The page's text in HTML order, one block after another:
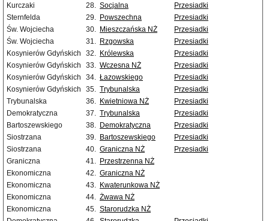
Kurczaki
28. Socjalna
Przesiadki
Sternfelda
29. Powszechna
Przesiadki
Św. Wojciecha
30. Mieszczańska NŻ
Przesiadki
Św. Wojciecha
31. Rzgowska
Przesiadki
Kosynierów Gdyńskich
32. Królewska
Przesiadki
Kosynierów Gdyńskich
33. Wczesna NŻ
Przesiadki
Kosynierów Gdyńskich
34. Łazowskiego
Przesiadki
Kosynierów Gdyńskich
35. Trybunalska
Przesiadki
Trybunalska
36. Kwietniowa NŻ
Przesiadki
Demokratyczna
37. Trybunalska
Przesiadki
Bartoszewskiego
38. Demokratyczna
Przesiadki
Siostrzana
39. Bartoszewskiego
Przesiadki
Siostrzana
40. Graniczna NŻ
Przesiadki
Graniczna
41. Przestrzenna NŻ
Ekonomiczna
42. Graniczna NŻ
Ekonomiczna
43. Kwaterunkowa NŻ
Ekonomiczna
44. Żwawa NŻ
Ekonomiczna
45. Starorudzka NŻ